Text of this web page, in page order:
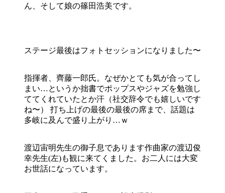
ん、そして娘の篠田浩美です。
ステージ最後はフォトセッションになりました〜
指揮者、齊藤一郎氏。なぜかとても気が合ってし
まい…というか拙書でポップスやジャズを勉強し
ててくれていたとか汗（社交辞令でも嬉しいです
ね〜） 打ち上げの最後の最後の席まで、話題は
多岐に及んで盛り上がり…ｗ
渡辺宙明先生の御子息であります作曲家の渡辺俊
幸先生(左)も観に来てくました。お二人には大変
お世話になっています。